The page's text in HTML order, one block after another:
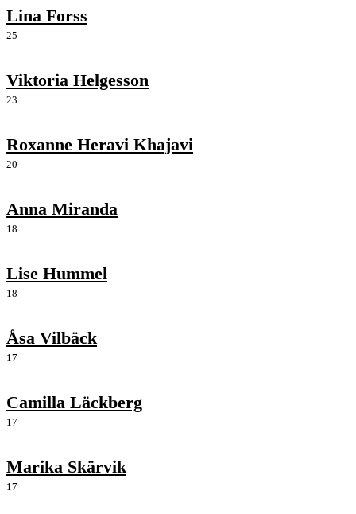
Lina Forss
25
Viktoria Helgesson
23
Roxanne Heravi Khajavi
20
Anna Miranda
18
Lise Hummel
18
Åsa Vilbäck
17
Camilla Läckberg
17
Marika Skärvik
17